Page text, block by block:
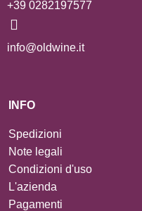
+39 0282197577
info@oldwine.it
INFO
Spedizioni
Note legali
Condizioni d'uso
L'azienda
Pagamenti